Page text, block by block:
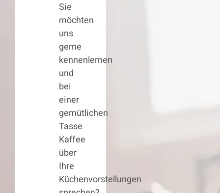
Sie
möchten
uns
gerne
kennenlernen
und
bei
einer
gemütlichen
Tasse
Kaffee
über
Ihre
Küchenvorstellungen